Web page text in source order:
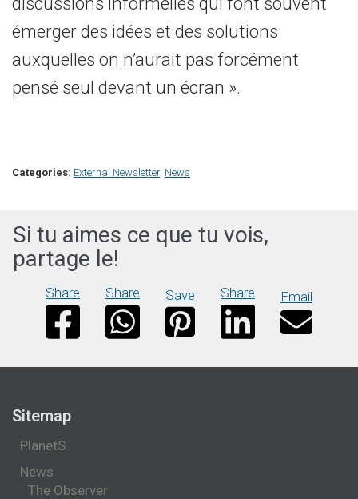
émerger des idées et des solutions
auxquelles on n’aurait pas forcément
pensé seul devant un écran ».
Categories: External Newsletter, News
Si tu aimes ce que tu vois,
partage le!
Share Share Save Share Email
Sitemap
PlanetS
News
The Observer